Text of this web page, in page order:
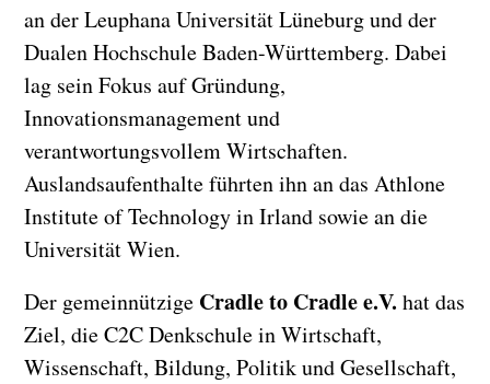
an der Leuphana Universität Lüneburg und der
Dualen Hochschule Baden-Württemberg. Dabei
lag sein Fokus auf Gründung,
Innovationsmanagement und
verantwortungsvollem Wirtschaften.
Auslandsaufenthalte führten ihn an das Athlone
Institute of Technology in Irland sowie an die
Universität Wien.
Der gemeinnützige Cradle to Cradle e.V. hat das
Ziel, die C2C Denkschule in Wirtschaft,
Wissenschaft, Bildung, Politik und Gesellschaft,